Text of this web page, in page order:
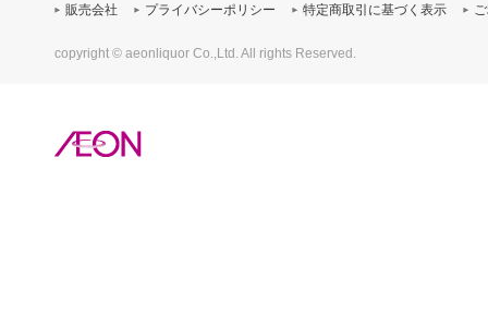
販売会社 プライバシーポリシー 特定商取引に基づく表示
copyright © aeonliquor Co.,Ltd. All rights Reserved.